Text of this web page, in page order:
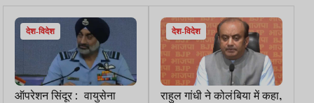
देश-विदेश
ऑपरेशन सिंदूर : वायुसेना
देश-विदेश
राहुल गांधी ने कोलंबिया में कहा,